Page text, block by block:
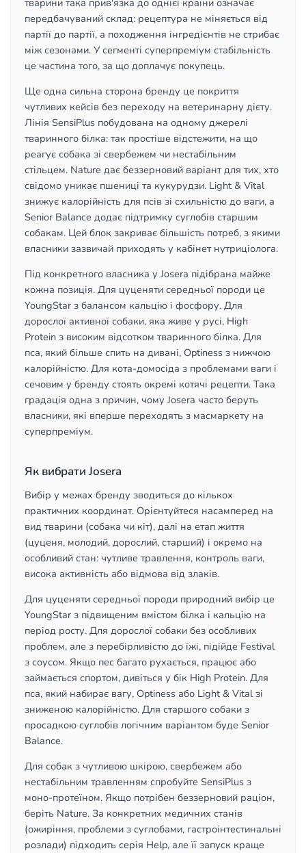
тварини така прив'язка до однієї країни означає
передбачуваний склад: рецептура не міняється від
партії до партії, а походження інгредієнтів не стрибає
між сезонами. У сегменті суперпреміум стабільність
це частина того, за що доплачує покупець.
Ще одна сильна сторона бренду це покриття
чутливих кейсів без переходу на ветеринарну дієту.
Лінія SensiPlus побудована на одному джерелі
тваринного білка: так простіше відстежити, на що
реагує собака зі свербежем чи нестабільним
стільцем. Nature дає беззерновий варіант для тих, хто
свідомо уникає пшениці та кукурудзи. Light & Vital
знижує калорійність для псів зі схильністю до ваги, а
Senior Balance додає підтримку суглобів старшим
собакам. Цей блок закриває більшість потреб, з якими
власники зазвичай приходять у кабінет нутриціолога.
Під конкретного власника у Josera підібрана майже
кожна позиція. Для цуценяти середньої породи це
YoungStar з балансом кальцію і фосфору. Для
дорослої активної собаки, яка живе у русі, High
Protein з високим відсотком тваринного білка. Для
пса, який більше спить на дивані, Optiness з нижчою
калорійністю. Для кота-домосіда з проблемами ваги і
сечовим у бренду стоять окремі котячі рецепти. Така
градація одна з причин, чому Josera часто беруть
власники, які вперше переходять з масмаркету на
суперпреміум.
Як вибрати Josera
Вибір у межах бренду зводиться до кількох
практичних координат. Орієнтуйтеся насамперед на
вид тварини (собака чи кіт), далі на етап життя
(цуценя, молодий, дорослий, старший) і окремо на
особливий стан: чутливе травлення, контроль ваги,
висока активність або відмова від злаків.
Для цуценяти середньої породи природний вибір це
YoungStar з підвищеним вмістом білка і кальцію на
період росту. Для дорослої собаки без особливих
проблем, але з перебірливістю до їжі, підійде Festival
з соусом. Якщо пес багато рухається, працює або
займається спортом, дивіться у бік High Protein. Для
пса, який набирає вагу, Optiness або Light & Vital зі
зниженою калорійністю. Для старшого собаки з
просадкою суглобів логічним варіантом буде Senior
Balance.
Для собак з чутливою шкірою, свербежем або
нестабільним травленням спробуйте SensiPlus з
моно-протеїном. Якщо потрібен беззерновий раціон,
беріть Nature. За конкретних медичних станів
(ожиріння, проблеми з суглобами, гастроінтестинальні
розлади) підходить серія Help, але її запуск краще